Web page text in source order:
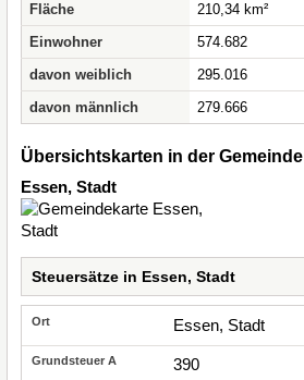
Fläche
210,34 km²
Einwohner
574.682
davon weiblich
295.016
davon männlich
279.666
Übersichtskarten in der Gemeinde
Essen, Stadt
Steuersätze in Essen, Stadt
Essen, Stadt
390